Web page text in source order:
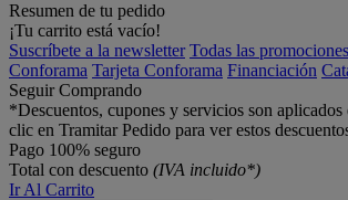
Resumen de tu pedido
¡Tu carrito está vacío!
Suscríbete a la newsletter Todas las promociones
Conforama Tarjeta Conforama Financiación
Seguir Comprando
*Descuentos, cupones y servicios son
clic en Tramitar Pedido para ver estos
Pago 100% seguro
Total con descuento (IVA incluido*)
Ir Al Carrito